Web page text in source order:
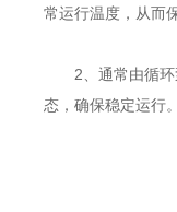
常运行温度，从而
2、通常由循环泵
态，确保稳定运行。